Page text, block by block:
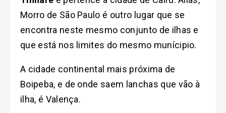
Morro de São Paulo é outro lugar que se
encontra neste mesmo conjunto de ilhas e
que está nos limites do mesmo munícipio.
A cidade continental mais próxima de
Boipeba, e de onde saem lanchas que vão à
ilha, é Valença.